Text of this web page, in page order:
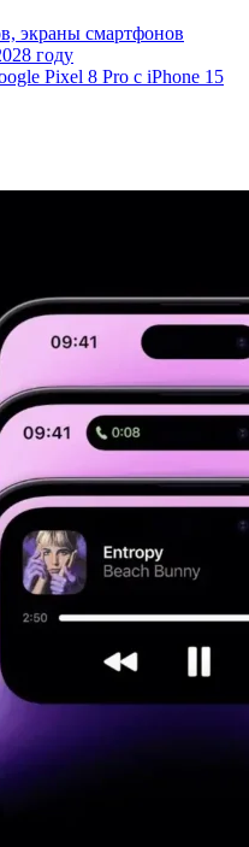
экраны смартфонов
году
Pixel 8 Pro с iPhone 15